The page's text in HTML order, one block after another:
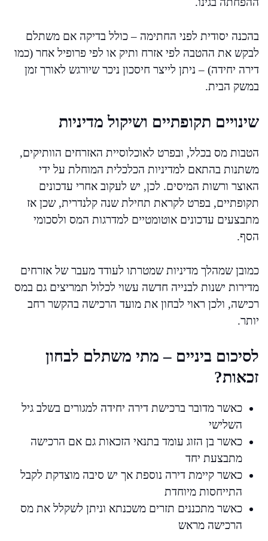
בהכנה יסודית לפני החתימה – כולל בדיקה אם משתלם
לבקש את ההטבה לפי אזרח ותיק או לפי פרופיל אחר (כמו
דירה יחידה) – ניתן לייצר חיסכון ניכר שיורגש לאורך זמן
במשק הבית.
שינויים תקופתיים ושיקול מדיניות
הטבות מס בכלל, ובפרט לאוכלוסיית האזרחים הוותיקים,
משתנות בהתאם למדיניות הכלכלית המוחלת על ידי
האוצר ורשות המיסים. לכן, יש לעקוב אחרי עדכונים
תקופתיים, בפרט לקראת תחילת שנה קלנדרית, שכן אז
מתבצעים עדכונים אוטומטיים למדרגות המס ולסכומי
הסף.
כמובן שמהלך מדיניות שמטרתו לעודד מעבר של אזרחים
מדירות ישנות לבנייה חדשה עשוי לכלול תמריצים גם במס
רכישה, ולכן ראוי לבחון את מועד הרכישה בהקשר רחב
יותר.
לסיכום ביניים – מתי משתלם לבחון
זכאות?
כאשר מדובר ברכישת דירה יחידה למגורים בשלב גיל
השלישי
כאשר בן הזוג עומד בתנאי הזכאות גם אם הרכישה
מתבצעת יחד
כאשר קיימת דירה נוספת אך יש סיבה מוצדקת לקבל
התייחסות מיוחדת
כאשר מתכננים תזרים משכנתא וניתן לשקלל את מס
הרכישה מראש